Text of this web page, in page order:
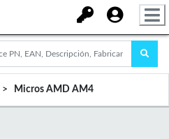
Micros AMD AM4